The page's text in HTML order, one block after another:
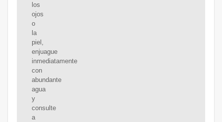
los
ojos
o
la
piel,
enjuague
inmediatamente
con
abundante
agua
y
consulte
a